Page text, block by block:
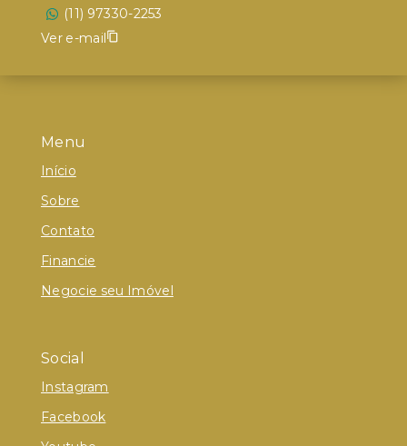
Menu
Início
Sobre
Contato
Financie
Negocie seu Imóvel
Social
Instagram
Facebook
(11) 97330-2253
Ver e-mail